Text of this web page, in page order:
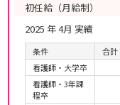
初任給（月給制）
2025 年 4月 実績
条件 合計
看護師・大学卒
看護師・3年課
程卒